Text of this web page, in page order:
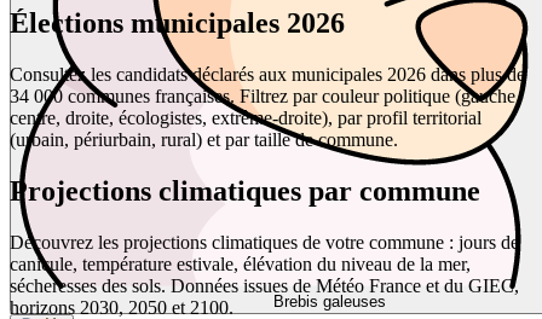
Brebis galeuses
Élections municipales 2026
Consultez les candidats déclarés aux municipales 2026 dans plus de
34 000 communes françaises. Filtrez par couleur politique (gauche,
centre, droite, écologistes, extrême-droite), par profil territorial
(urbain, périurbain, rural) et par taille de commune.
Projections climatiques par commune
Découvrez les projections climatiques de votre commune : jours de
canicule, température estivale, élévation du niveau de la mer,
sécheresses des sols. Données issues de Météo France et du GIEC,
horizons 2030, 2050 et 2100.